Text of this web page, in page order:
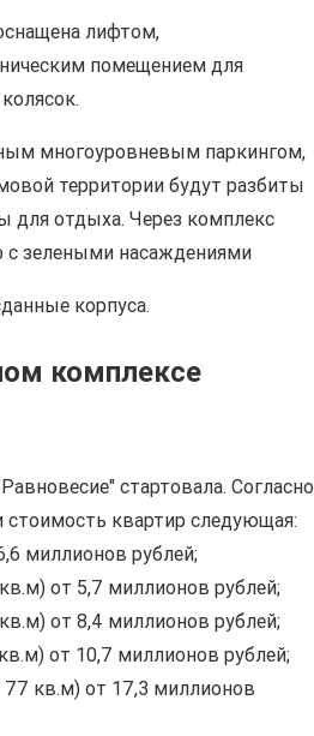
лифтом,
помещением для
многоуровневым паркингом,
территории будут разбиты
для отдыха. Через комплекс
с зелеными насаждениями
корпуса.
комплексе
стартовала. Согласно
квартир следующая:
миллионов рублей;
от 5,7 миллионов рублей;
от 8,4 миллионов рублей;
от 10,7 миллионов рублей;
кв.м) от 17,3 миллионов